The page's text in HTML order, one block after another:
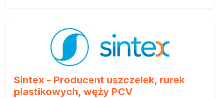
Sintex - Producent uszczelek, rurek
plastikowych, węży PCV